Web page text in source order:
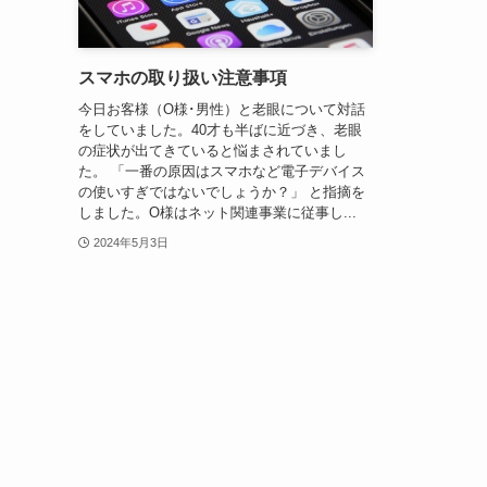
スマホの取り扱い注意事項
今日お客様（O様･男性）と老眼について対話
をしていました。40才も半ばに近づき、老眼
の症状が出てきていると悩まされていまし
た。 「一番の原因はスマホなど電子デバイス
の使いすぎではないでしょうか？」 と指摘を
しました。O様はネット関連事業に従事し...
2024年5月3日